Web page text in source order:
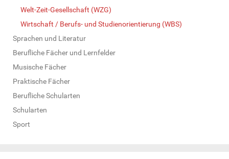
Welt-Zeit-Gesellschaft (WZG)
Wirtschaft / Berufs- und Studienorientierung (WBS)
Sprachen und Literatur
Berufliche Fächer und Lernfelder
Musische Fächer
Praktische Fächer
Berufliche Schularten
Schularten
Sport